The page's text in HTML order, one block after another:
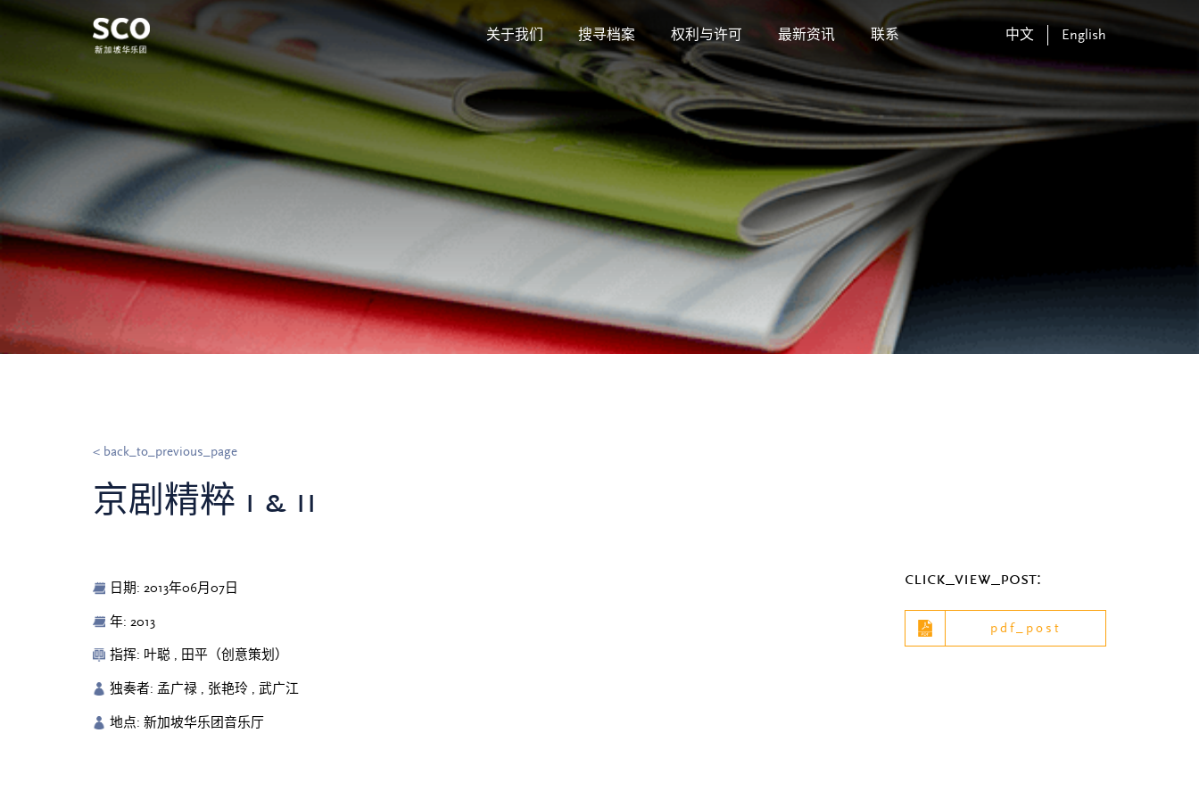
关于我们 搜寻档案 权利与许可 最新资讯 联系 中文 English
< back_to_previous_page
京剧精粹 i & ii
日期: 2013年06月07日
年: 2013
指挥: 叶聪 , 田平（创意策划）
独奏者: 孟广禄 , 张艳玲 , 武广江
地点: 新加坡华乐团音乐厅
click_view_post:
pdf_post